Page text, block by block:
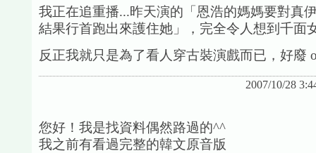
我正在追重播...昨天演的「恩浩的媽媽要對真
結果行首跑出來護住她」，完全令人想到千面
反正我就只是為了看人穿古裝演戲而已，好廢
2007/10/28
您好！我是找資料偶然路過的^^
我之前有看過完整的韓文原音版